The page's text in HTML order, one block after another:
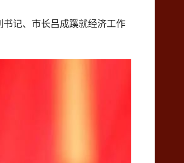
记、市长吕成蹊就经济工作